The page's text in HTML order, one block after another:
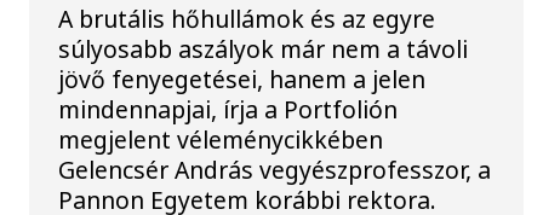
A brutális hőhullámok és az egyre
súlyosabb aszályok már nem a távoli
jövő fenyegetései, hanem a jelen
mindennapjai, írja a Portfolión
megjelent véleménycikkében
Gelencsér András vegyészprofesszor, a
Pannon Egyetem korábbi rektora.